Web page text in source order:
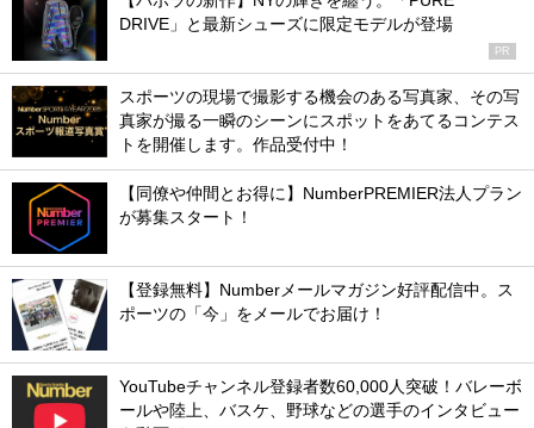
DRIVE」と最新シューズに限定モデルが登場
PR
スポーツの現場で撮影する機会のある写真家、その写
真家が撮る一瞬のシーンにスポットをあてるコンテス
トを開催します。作品受付中！
【同僚や仲間とお得に】NumberPREMIER法人プラン
が募集スタート！
【登録無料】Numberメールマガジン好評配信中。ス
ポーツの「今」をメールでお届け！
YouTubeチャンネル登録者数60,000人突破！バレーボ
ールや陸上、バスケ、野球などの選手のインタビュー